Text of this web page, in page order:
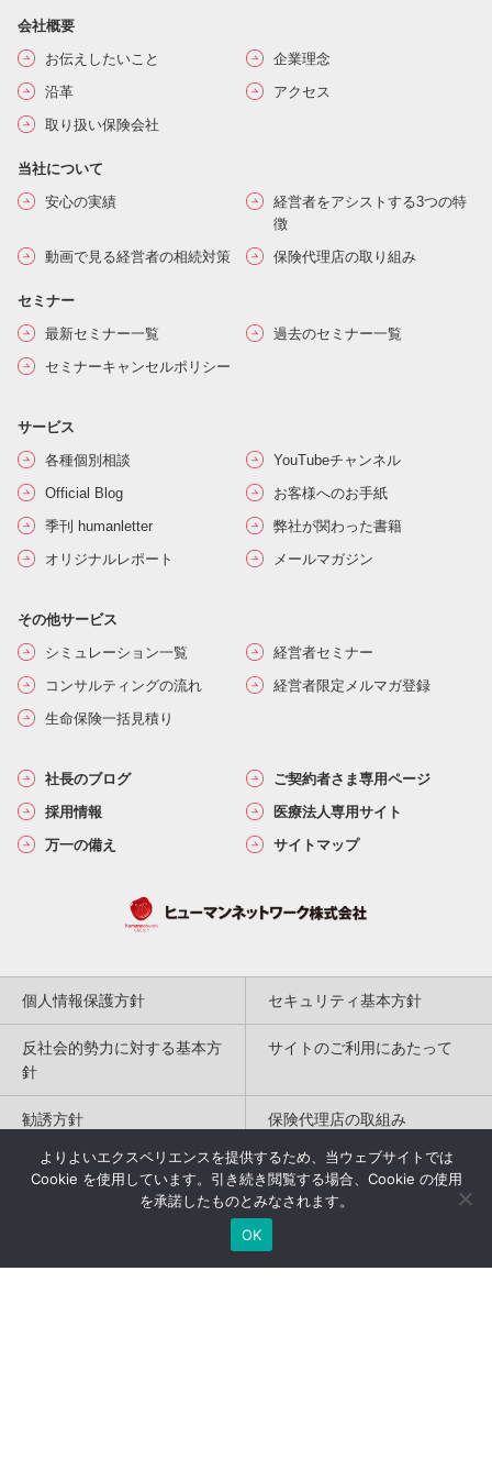
会社概要
お伝えしたいこと
企業理念
沿革
アクセス
取り扱い保険会社
当社について
安心の実績
経営者をアシストする3つの特
徴
動画で見る経営者の相続対策
保険代理店の取り組み
セミナー
最新セミナー一覧
過去のセミナー一覧
セミナーキャンセルポリシー
サービス
各種個別相談
YouTubeチャンネル
Official Blog
お客様へのお手紙
季刊 humanletter
弊社が関わった書籍
オリジナルレポート
メールマガジン
その他サービス
シミュレーション一覧
経営者セミナー
コンサルティングの流れ
経営者限定メルマガ登録
生命保険一括見積り
社長のブログ
ご契約者さま専用ページ
採用情報
医療法人専用サイト
万一の備え
サイトマップ
個人情報保護方針 セキュリティ基本方針
反社会的勢力に対する基本方
針
サイトのご利用にあたって
勧誘方針 保険代理店の取組み
特定商取引法に基づく表記
Copyright(c) 2004-2026
Humannetwork Inc. All rights reserved.
よりよいエクスペリエンスを提供するため、当ウェブサイトでは
Cookie を使用しています。引き続き閲覧する場合、Cookie の使用
を承諾したものとみなされます。
OK